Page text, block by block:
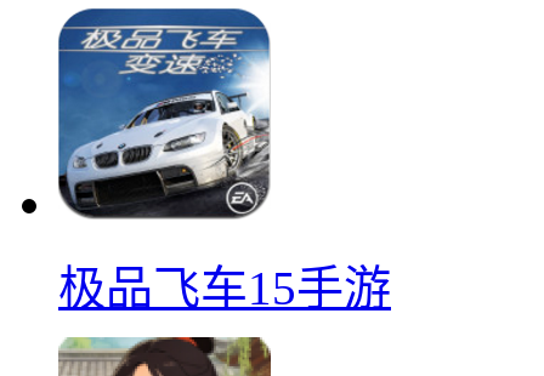
极品飞车15手游